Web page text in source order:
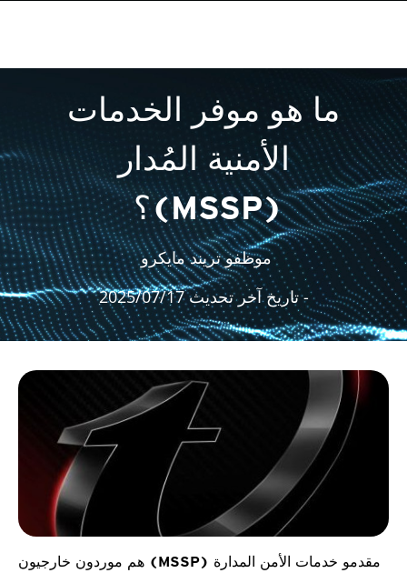
ما هو موفر الخدمات
الأمنية المُدار
(MSSP)؟
موظفو تريند مايكرو
- تاريخ آخر تحديث 2025/07/17
مقدمو خدمات الأمن المدارة (MSSP) هم موردون خارجيون